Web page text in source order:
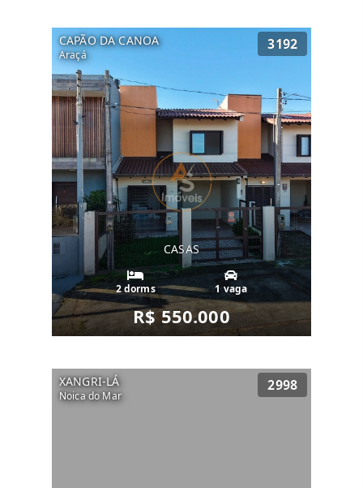
CAPÃO DA CANOA
Araçá
3192
CASAS
2 dorms 1 vaga
R$ 550.000
XANGRI-LÁ
Noica do Mar
2998